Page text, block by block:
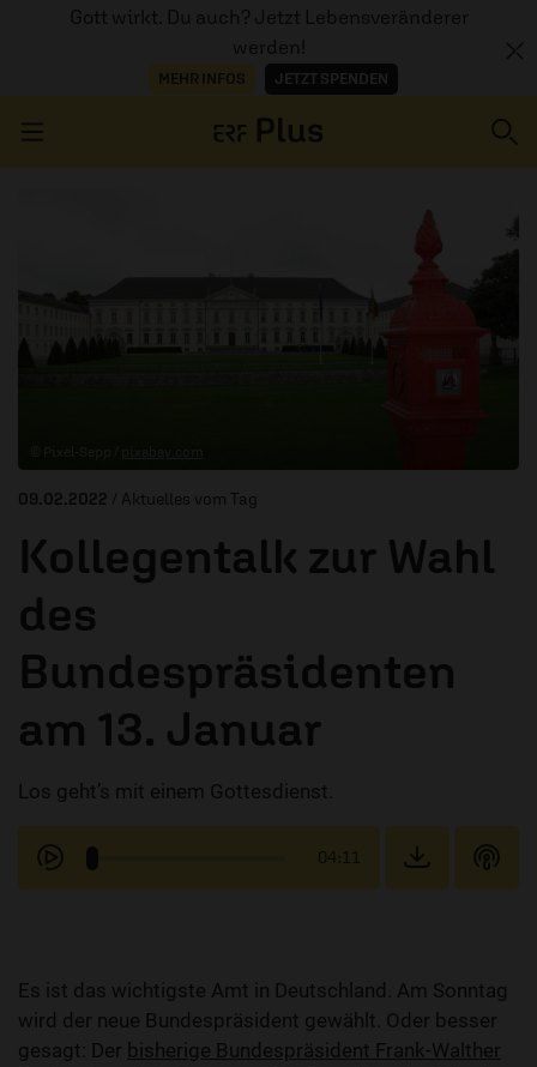
Gott wirkt. Du auch? Jetzt Lebensveränderer
werden!
MEHR INFOS JETZT SPENDEN
09.02.2022 / Aktuelles vom Tag
Kollegentalk zur Wahl
des
Bundespräsidenten
am 13. Januar
Los geht’s mit einem Gottesdienst.
04:11
Es ist das wichtigste Amt in Deutschland. Am Sonntag
wird der neue Bundespräsident gewählt. Oder besser
gesagt: Der bisherige Bundespräsident Frank-Walther